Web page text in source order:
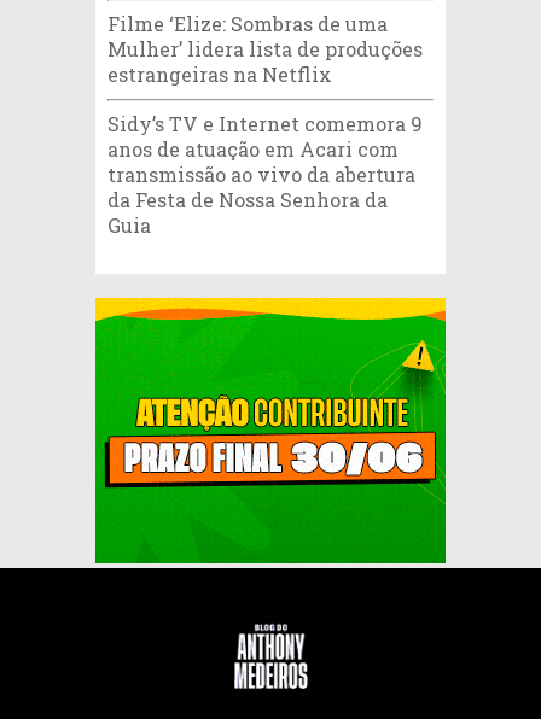
Filme ‘Elize: Sombras de uma
Mulher’ lidera lista de produções
estrangeiras na Netflix
Sidy’s TV e Internet comemora 9
anos de atuação em Acari com
transmissão ao vivo da abertura
da Festa de Nossa Senhora da
Guia